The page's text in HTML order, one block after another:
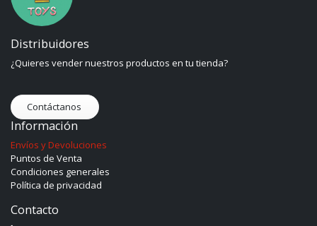
Distribuidores
¿Quieres vender nuestros productos en tu tienda?
Contáctanos
Información
Envíos y Devoluciones
Puntos de Venta
Condiciones generales
Política de privacidad
Contacto